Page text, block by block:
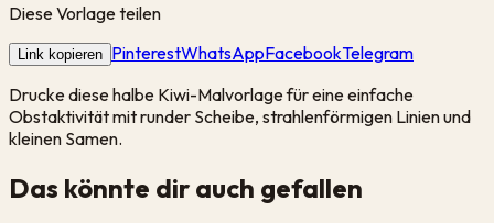
Diese Vorlage teilen
Link kopieren PinterestWhatsAppFacebookTelegram
Drucke diese halbe Kiwi-Malvorlage für eine einfache
Obstaktivität mit runder Scheibe, strahlenförmigen Linien und
kleinen Samen.
Das könnte dir auch gefallen